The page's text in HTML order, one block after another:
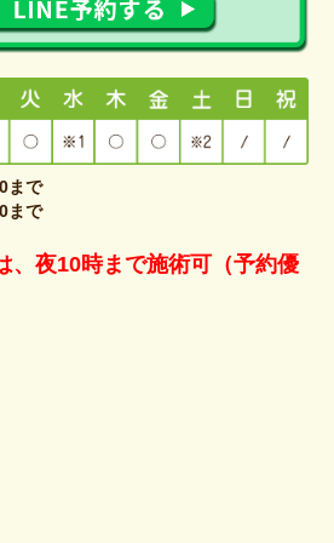
まで
まで
、夜10時まで施術可（予約優